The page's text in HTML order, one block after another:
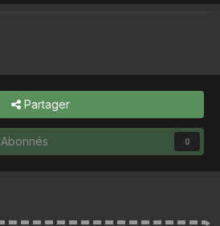
Partager
Abonnés 0